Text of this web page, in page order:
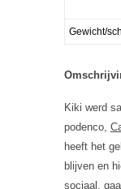
Gewicht/
Kiki werd
podenco,
heeft het
blijven en
sociaal,